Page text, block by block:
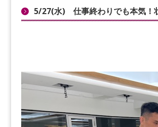
5/27(水) 仕事終わりでも本気！